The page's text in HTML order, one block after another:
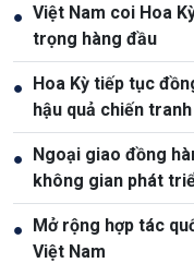
● Việt Nam coi Hoa
trọng hàng đầu
● Hoa Kỳ tiếp tục
hậu quả chiến tranh
● Ngoại giao đồng
không gian phát
● Mở rộng hợp tác
Việt Nam